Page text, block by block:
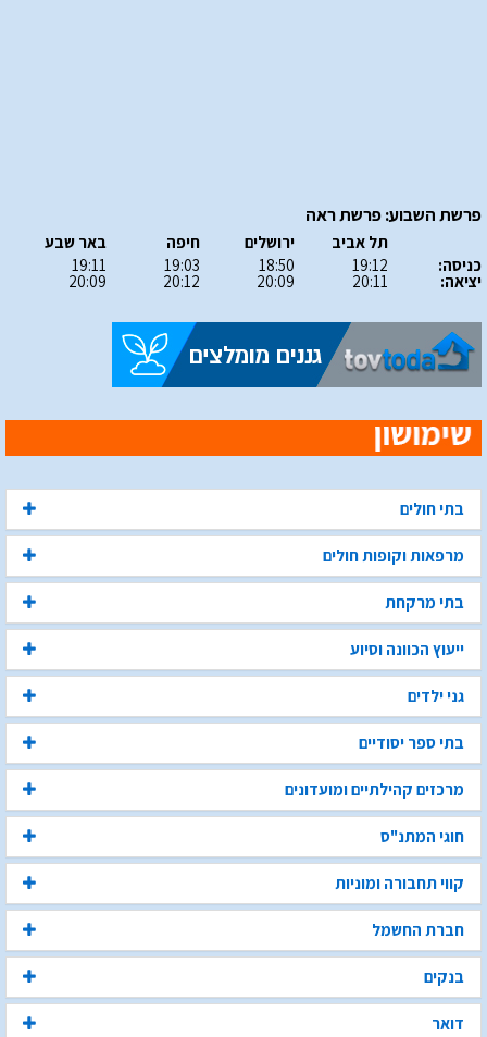
פרשת השבוע: פרשת ראה
כניסה:
יציאה:
תל אביב
19:12
20:11
ירושלים
18:50
20:09
חיפה
19:03
20:12
באר שבע
19:11
20:09
בתי חולים
מרפאות וקופות חולים
בתי מרקחת
ייעוץ הכוונה וסיוע
גני ילדים
בתי ספר יסודיים
מרכזים קהילתיים ומועדונים
חוגי המתנ"ס
קווי תחבורה ומוניות
חברת החשמל
בנקים
דואר